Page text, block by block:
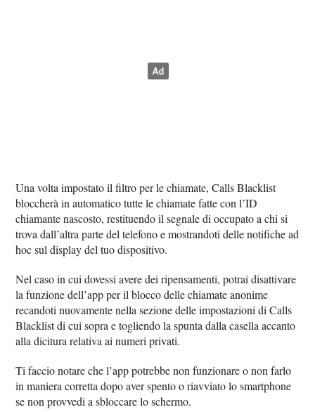
Una volta impostato il filtro per le chiamate, Calls Blacklist
bloccherà in automatico tutte le chiamate fatte con l’ID
chiamante nascosto, restituendo il segnale di occupato a chi si
trova dall’altra parte del telefono e mostrandoti delle notifiche ad
hoc sul display del tuo dispositivo.
Nel caso in cui dovessi avere dei ripensamenti, potrai disattivare
la funzione dell’app per il blocco delle chiamate anonime
recandoti nuovamente nella sezione delle impostazioni di Calls
Blacklist di cui sopra e togliendo la spunta dalla casella accanto
alla dicitura relativa ai numeri privati.
Ti faccio notare che l’app potrebbe non funzionare o non farlo
in maniera corretta dopo aver spento o riavviato lo smartphone
se non provvedi a sbloccare lo schermo.